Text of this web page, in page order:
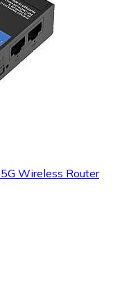
Wireless Router